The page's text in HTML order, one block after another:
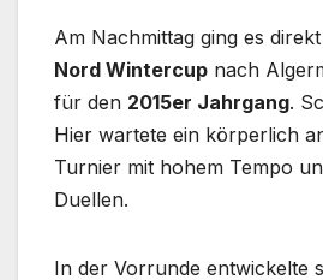
Am Nachmittag ging es
Nord Wintercup nach
für den 2015er Jahrgang.
Hier wartete ein körperlich
Turnier mit hohem Tempo
Duellen.
In der Vorrunde entwickelte